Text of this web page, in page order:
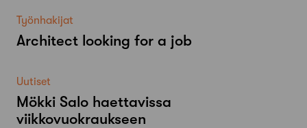
Työnhakijat
Architect looking for a job
Uutiset
Mökki Salo haettavissa
viikkovuokraukseen